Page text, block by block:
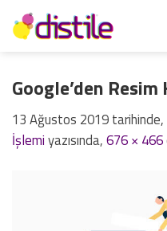
İçeriğe
atla
Google’den
13 Ağustos 2019tarihinde,
İşlemiyazısında,676 × 466